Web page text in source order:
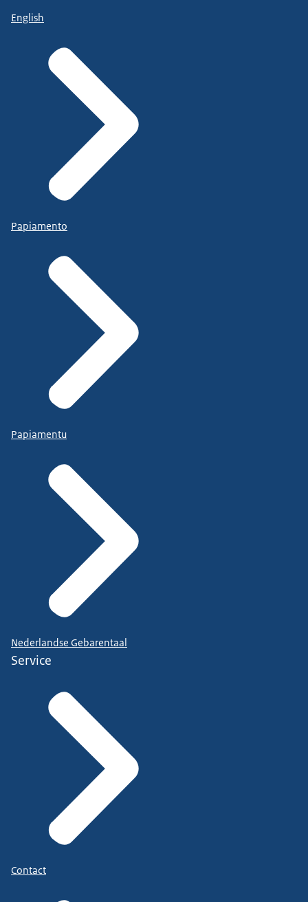
English
Papiamento
Papiamentu
Nederlandse Gebarentaal
Service
Contact